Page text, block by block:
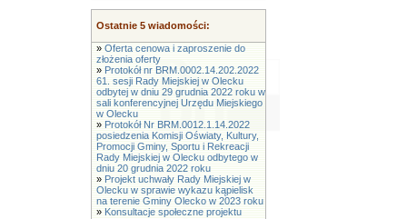
Ostatnie 5 wiadomości:
» Oferta cenowa i zaproszenie do
złożenia oferty
» Protokół nr BRM.0002.14.202.2022
61. sesji Rady Miejskiej w Olecku
odbytej w dniu 29 grudnia 2022 roku w
sali konferencyjnej Urzędu Miejskiego
w Olecku
» Protokół Nr BRM.0012.1.14.2022
posiedzenia Komisji Oświaty, Kultury,
Promocji Gminy, Sportu i Rekreacji
Rady Miejskiej w Olecku odbytego w
dniu 20 grudnia 2022 roku
» Projekt uchwały Rady Miejskiej w
Olecku w sprawie wykazu kąpielisk
na terenie Gminy Olecko w 2023 roku
» Konsultacje społeczne projektu